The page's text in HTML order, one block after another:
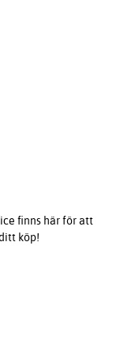
finns här för att
köp!